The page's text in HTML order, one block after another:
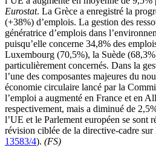
Eurostat. La Grèce a enregistré la
(+38%) d’emplois. La gestion des
génératrice d’emplois dans
puisqu’elle concerne 34,8% des
Luxembourg (70,5%), la Suède
particulièrement concernés. Dans la
l’une des composantes majeures du
économie circulaire lancé par la
l’emploi a augmenté en France et en
respectivement, mais a diminué de
l’UE et le Parlement européen se sont
révision ciblée de la directive-cadre
13583/4). (FS)